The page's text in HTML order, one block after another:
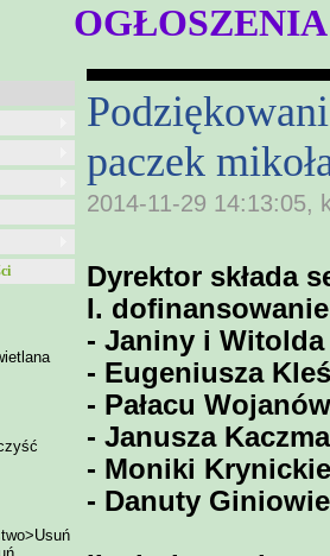
paczek
2014-11-29 14:13:05,
Dyrektor składa
I.
- Janiny i Witolda
- Eugeniusza
- Pałacu
- Janusza
- Moniki
- Danuty